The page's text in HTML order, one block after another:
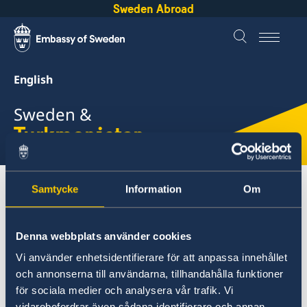
Samtycke Information Om
Denna webbplats använder cookies
Vi använder enhetsidentifierare för att anpassa innehållet
och annonserna till användarna, tillhandahålla funktioner
för sociala medier och analysera vår trafik. Vi
Sweden Abroad
English
Sweden &
Turkmenistan
About Sweden
Turkmenistan
Going to Sweden? Visiting Sweden
Turkmenistan
Going to Sweden?